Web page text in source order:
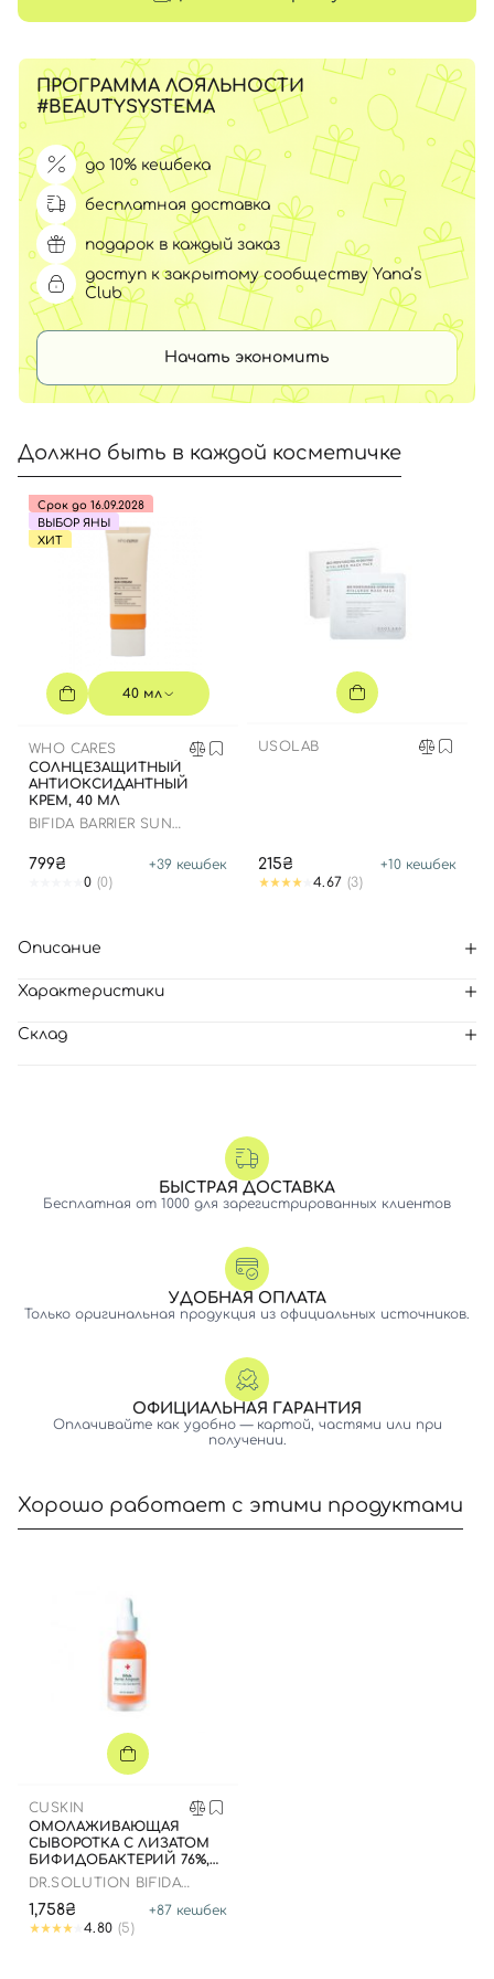
ПРОГРАММА ЛОЯЛЬНОСТИ
#BEAUTYSYSTEMA
до 10% кешбека
бесплатная доставка
подарок в каждый заказ
доступ к закрытому сообществу Yana’s
Club
Начать экономить
Должно быть в каждой косметичке
Срок до 16.09.2028
ВЫБОР ЯНЫ
ХИТ
40 мл
WHO CARES
СОЛНЦЕЗАЩИТНЫЙ
АНТИОКСИДАНТНЫЙ
КРЕМ, 40 МЛ
BIFIDA BARRIER SUN
799₴ +39 кешбек
0 (0)
USOLAB
215₴ +10 кешбек
4.67 (3)
Описание
Характеристики
Склад
БЫСТРАЯ ДОСТАВКА
Бесплатная от 1000 для зарегистрированных клиентов
УДОБНАЯ ОПЛАТА
Только оригинальная продукция из официальных источников.
ОФИЦИАЛЬНАЯ ГАРАНТИЯ
Оплачивайте как удобно — картой, частями или при
получении.
Хорошо работает с этими продуктами
CUSKIN
ОМОЛАЖИВАЮЩАЯ
СЫВОРОТКА С ЛИЗАТОМ
БИФИДОБАКТЕРИЙ 76%,
50 МЛ
DR.SOLUTION BIFIDA
1,758₴ +87 кешбек
4.80 (5)